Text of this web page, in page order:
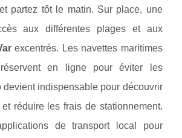
partez tôt le matin. Sur place, une
aux différentes plages et aux
excentrés. Les navettes maritimes
en ligne pour éviter les
devient indispensable pour découvrir
réduire les frais de stationnement.
de transport local pour